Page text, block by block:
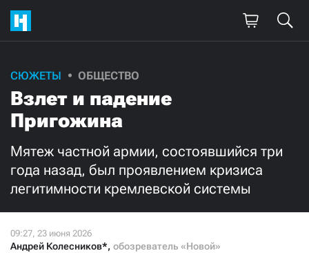
СЮЖЕТЫ ОБЩЕСТВО
Взлет и падение
Пригожина
Мятеж частной армии, состоявшийся три
года назад, был проявлением кризиса
легитимности кремлевской системы
Андрей Колесников*, обозреватель «Новой»
Поддержите
нашу работу!
Ежемесячно
3000 1000